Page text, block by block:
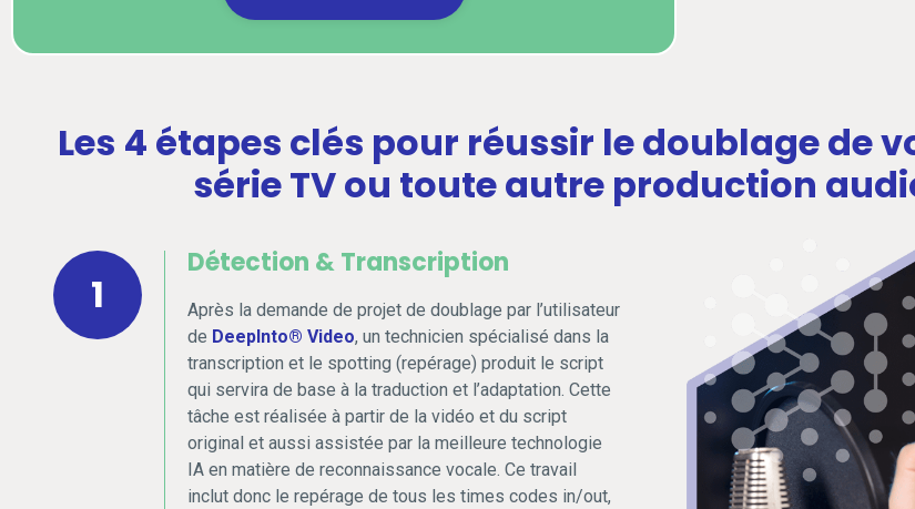
Les 4 étapes clés pour réussir le doublage de
série TV ou toute autre production
1
Détection & Transcription
Après la demande de projet de doublage par l’utilisateur
de DeepInto® Video, un technicien spécialisé dans la
transcription et le spotting (repérage) produit le script
qui servira de base à la traduction et l’adaptation. Cette
tâche est réalisée à partir de la vidéo et du script
original et aussi assistée par la meilleure technologie
IA en matière de reconnaissance vocale. Ce travail
inclut donc le repérage de tous les times codes in/out,